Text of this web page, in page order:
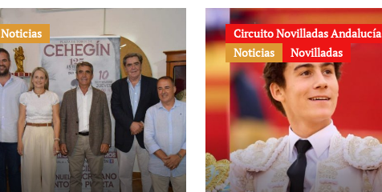
Noticias
Circuito Novilladas Andalucía
Noticias
Novilladas